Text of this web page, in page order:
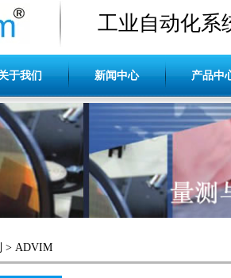
工业自动化系
于我们 新闻中心 产品中
> ADVIM